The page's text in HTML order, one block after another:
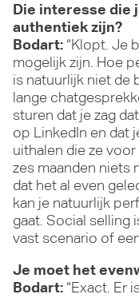
Die interesse die
authentiek zijn?
Bodart: “Klopt. Je
mogelijk zijn. Hoe
is natuurlijk niet de
lange
sturen dat je zag
op LinkedIn en dat
uithalen die ze
zes maanden niets
dat het al even
kan je natuurlijk
gaat. Social selling
vast scenario of
Je moet het
Bodart: “Exact. Er